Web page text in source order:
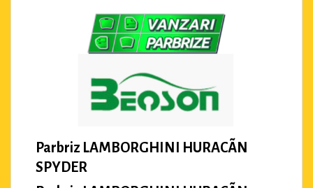
Parbriz LAMBORGHINI HURACÃN
SPYDER